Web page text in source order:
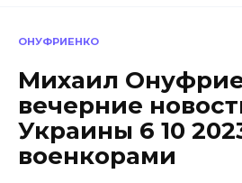
ОНУФРИЕНКО
Михаил
вечерние
Украины 6 10
военкорами